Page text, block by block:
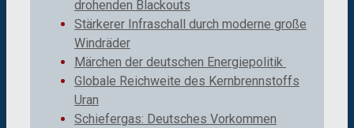
drohenden Blackouts
Stärkerer Infraschall durch moderne große
Windräder
Märchen der deutschen Energiepolitik
Globale Reichweite des Kernbrennstoffs
Uran
Schiefergas: Deutsches Vorkommen